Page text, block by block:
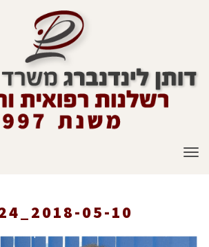
תפריט
2018-05-10_1624